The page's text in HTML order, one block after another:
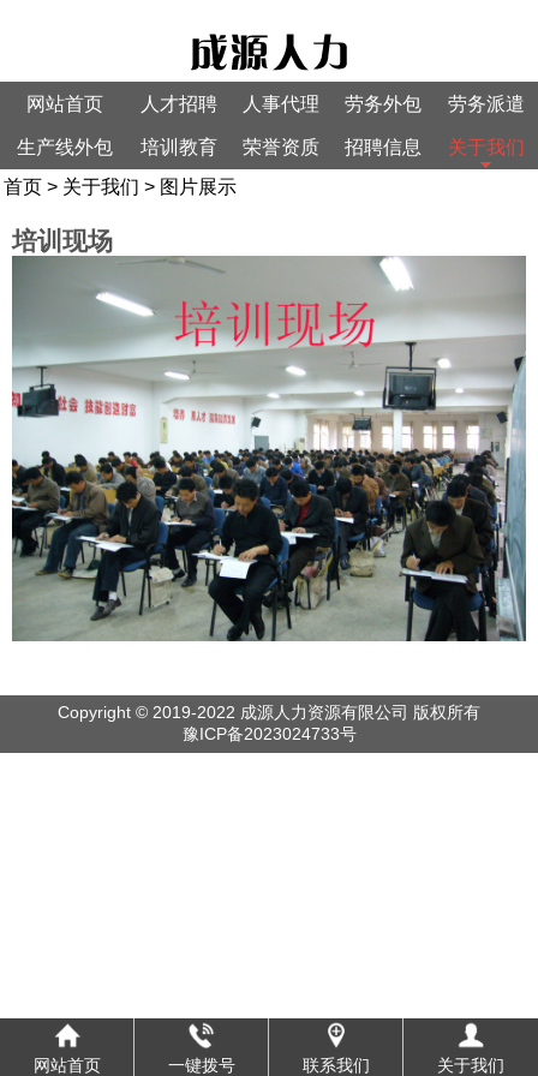
网站首页 人才招聘 人事代理 劳务外包 劳务派遣
生产线外包 培训教育 荣誉资质 招聘信息
关于我们
首页 > 关于我们 > 图片展示
培训现场
Copyright © 2019-2022 成源人力资源有限公司 版权所有
豫ICP备2023024733号
网站首页 一键拨号 联系我们 关于我们